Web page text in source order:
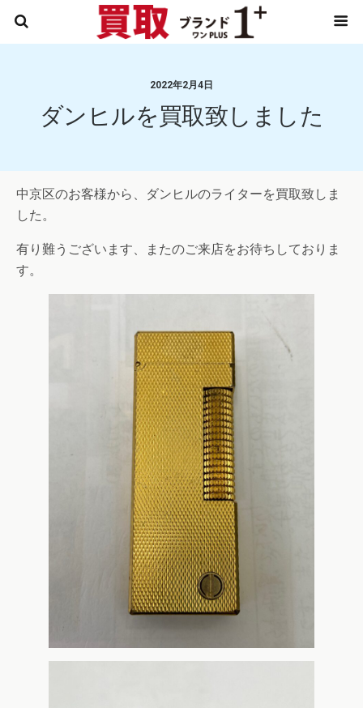
2022年2月4日
ダンヒルを買取致しました
中京区のお客様から、ダンヒルのライターを買取致しま
した。
有り難うございます、またのご来店をお待ちしておりま
す。